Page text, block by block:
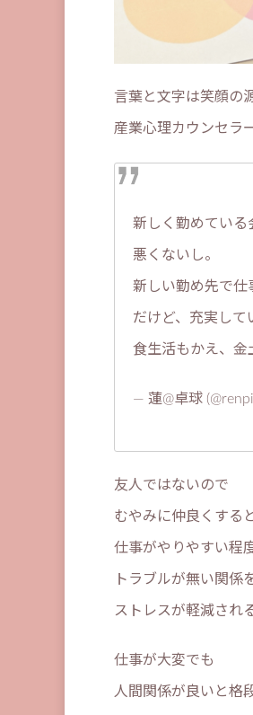
言葉と文字は笑顔の
産業心理カウンセラ
新しく勤めている
悪くないし。
新しい勤め先で仕
だけど、充実して
食生活もかえ、金
— 蓮@卓球
友人ではないので
むやみに仲良くする
仕事がやりやすい程
トラブルが無い関係
ストレスが軽減され
仕事が大変でも
人間関係が良いと格